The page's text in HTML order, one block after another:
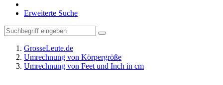
Erweiterte Suche
GrosseLeute.de
Umrechnung von Körpergröße
Umrechnung von Feet und Inch in cm